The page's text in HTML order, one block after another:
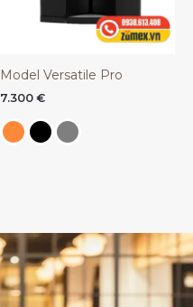
Model Versatile Pro
7.300 €